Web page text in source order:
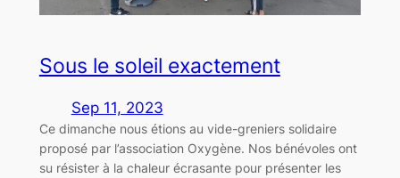
Sous le soleil exactement
Sep 11, 2023
Ce dimanche nous étions au vide-greniers solidaire
proposé par l’association Oxygène. Nos bénévoles ont
su résister à la chaleur écrasante pour présenter les